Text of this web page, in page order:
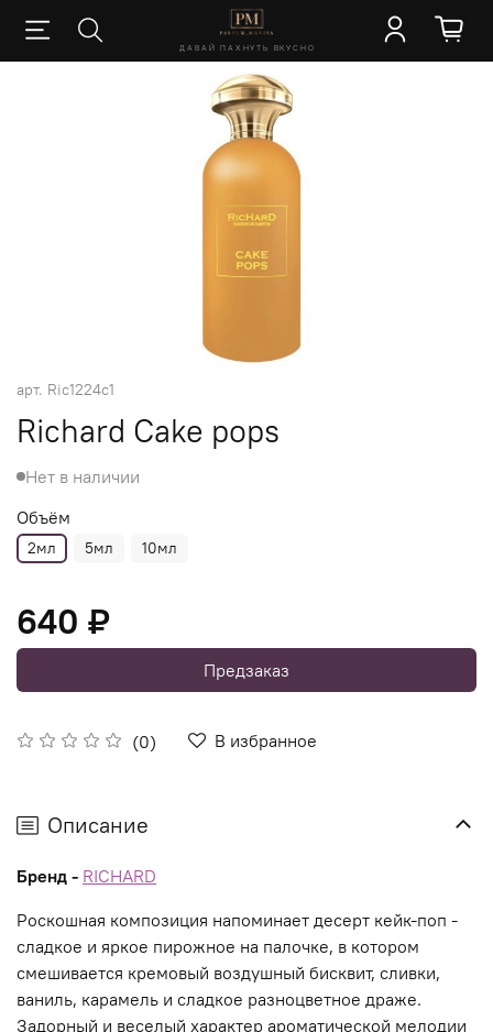
ДАВАЙ ПАХНУТЬ ВКУСНО
арт. Ric1224c1
Richard Cake pops
(0) В избранное
Нет в наличии
Объём
2мл 5мл 10мл
640 ₽
Предзаказ
Описание
Бренд - RICHARD
Роскошная композиция напоминает десерт кейк-поп -
сладкое и яркое пирожное на палочке, в котором
смешивается кремовый воздушный бисквит, сливки,
ваниль, карамель и сладкое разноцветное драже.
Задорный и веселый характер ароматической мелодии